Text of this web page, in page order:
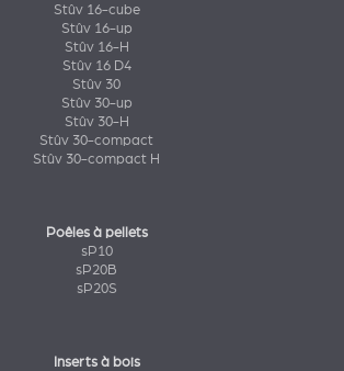
Stûv 16-cube
Stûv 16-up
Stûv 16-H
Stûv 16 D4
Stûv 30
Stûv 30-up
Stûv 30-H
Stûv 30-compact
Stûv 30-compact H
Poêles à pellets
sP10
sP20B
sP20S
Inserts à bois